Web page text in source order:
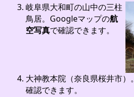
岐阜県大和町の山中の三柱
鳥居。Googleマップの航
空写真で確認できます。
大神教本院（奈良県桜井市）。
確認できます。